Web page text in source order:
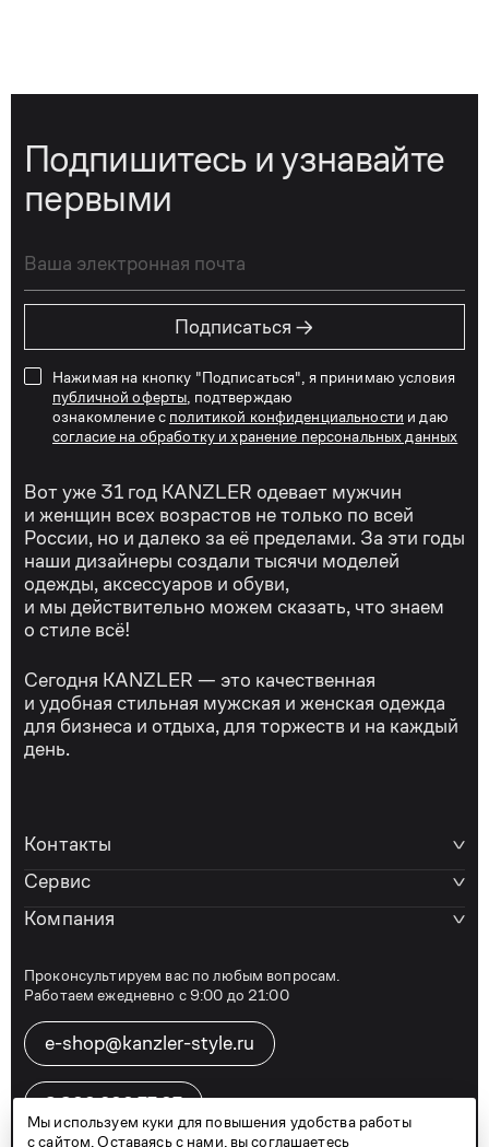
Подпишитесь и узнавайте
первыми
Подписаться →
Нажимая на кнопку "Подписаться", я принимаю условия
публичной оферты , подтверждаю
ознакомление с политикой конфиденциальности и даю
согласие на обработку и хранение персональных данных
Вот уже 31 год KANZLER одевает мужчин
и женщин всех возрастов не только по всей
России, но и далеко за её пределами. За эти годы
наши дизайнеры создали тысячи моделей
одежды, аксессуаров и обуви,
и мы действительно можем сказать, что знаем
о стиле всё!
Сегодня KANZLER — это качественная
и удобная стильная мужская и женская одежда
для бизнеса и отдыха, для торжеств и на каждый
день.
Контакты
Сервис
Компания
Проконсультируем вас по любым вопросам.
Работаем ежедневно с 9:00 до 21:00
e-shop@kanzler-style.ru
8 800 600 77 07
Мы используем куки для повышения удобства работы
с сайтом. Оставаясь с нами, вы соглашаетесь